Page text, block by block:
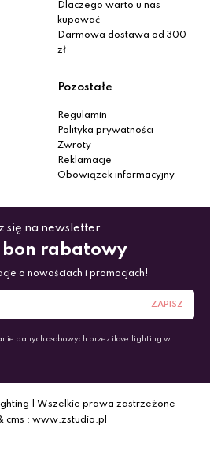
Dlaczego warto u nas
kupować
Darmowa dostawa od 300
zł
Pozostałe
Regulamin
Polityka prywatności
Zwroty
Reklamacje
Obowiązek informacyjny
się na newsletter
bon rabatowy
o nowościach i promocjach!
ZAPISZ
danych osobowych przez ilove.lighting w
| Wszelkie prawa zastrzeżone
cms : www.zstudio.pl